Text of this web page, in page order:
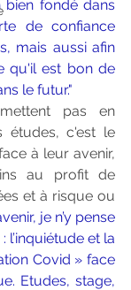
fondé dans
de confiance
mais aussi afin
qu'il est bon de
le futur."
pas en
études, c'est le
à leur avenir,
au profit de
et à risque ou
je n’y pense
: l’inquiétude et la
Covid » face
Etudes, stage,